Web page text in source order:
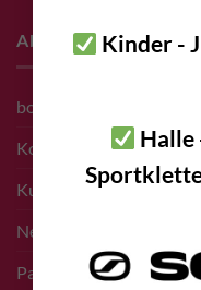
Kinder -
Halle
About
bolting.eu Team
Kontakt
Kunden
Newsletter Anmeldung
Partner bolting.eu